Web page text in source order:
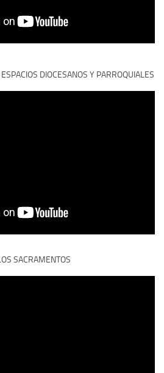
DIOCESANOS Y PARROQUIALES
SACRAMENTOS